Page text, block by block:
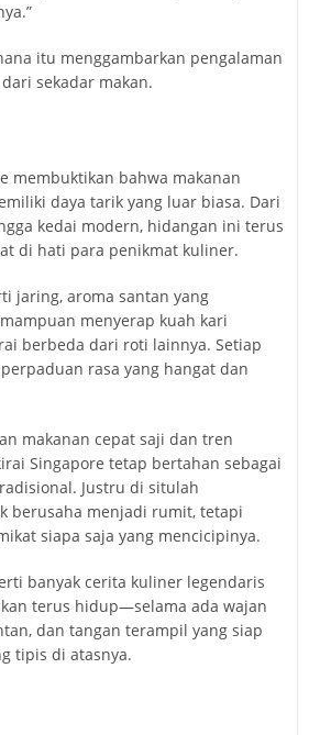
itu menggambarkan pengalaman
sekadar makan.
membuktikan bahwa makanan
daya tarik yang luar biasa. Dari
kedai modern, hidangan ini terus
di hati para penikmat kuliner.
jaring, aroma santan yang
menyerap kuah kari
berbeda dari roti lainnya. Setiap
rasa yang hangat dan
makanan cepat saji dan tren
Singapore tetap bertahan sebagai
Justru di situlah
berusaha menjadi rumit, tetapi
siapa saja yang mencicipinya.
banyak cerita kuliner legendaris
terus hidup—selama ada wajan
dan tangan terampil yang siap
tipis di atasnya.